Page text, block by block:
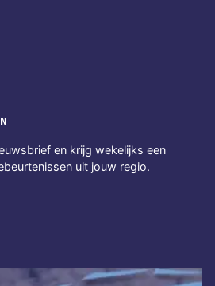
en krijg wekelijks een
uit jouw regio.